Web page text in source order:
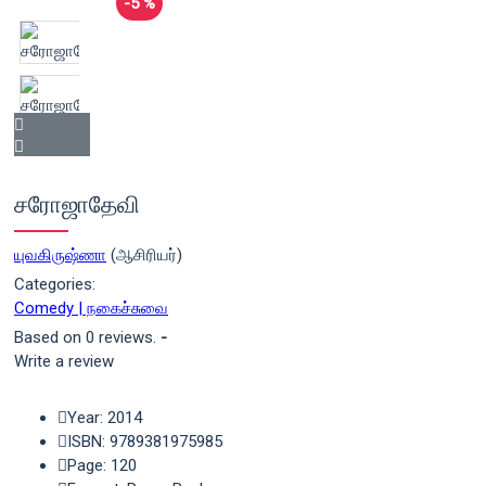
சரோஜாதேவி
யுவகிருஷ்ணா (ஆசிரியர்)
Categories:
Comedy | நகைச்சுவை
Based on 0 reviews. -
Write a review
Year: 2014
ISBN: 9789381975985
Page: 120